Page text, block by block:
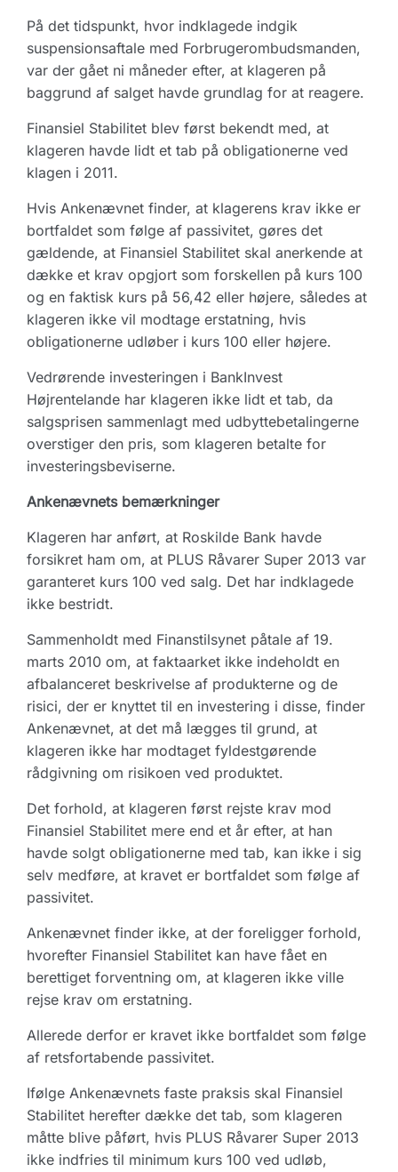
På det tidspunkt, hvor indklagede indgik
suspensionsaftale med Forbrugerombudsmanden,
var der gået ni måneder efter, at klageren på
baggrund af salget havde grundlag for at reagere.
Finansiel Stabilitet blev først bekendt med, at
klageren havde lidt et tab på obligationerne ved
klagen i 2011.
Hvis Ankenævnet finder, at klagerens krav ikke er
bortfaldet som følge af passivitet, gøres det
gældende, at Finansiel Stabilitet skal anerkende at
dække et krav opgjort som forskellen på kurs 100
og en faktisk kurs på 56,42 eller højere, således at
klageren ikke vil modtage erstatning, hvis
obligationerne udløber i kurs 100 eller højere.
Vedrørende investeringen i BankInvest
Højrentelande har klageren ikke lidt et tab, da
salgsprisen sammenlagt med udbyttebetalingerne
overstiger den pris, som klageren betalte for
investeringsbeviserne.
Ankenævnets bemærkninger
Klageren har anført, at Roskilde Bank havde
forsikret ham om, at PLUS Råvarer Super 2013 var
garanteret kurs 100 ved salg. Det har indklagede
ikke bestridt.
Sammenholdt med Finanstilsynet påtale af 19.
marts 2010 om, at faktaarket ikke indeholdt en
afbalanceret beskrivelse af produkterne og de
risici, der er knyttet til en investering i disse, finder
Ankenævnet, at det må lægges til grund, at
klageren ikke har modtaget fyldestgørende
rådgivning om risikoen ved produktet.
Det forhold, at klageren først rejste krav mod
Finansiel Stabilitet mere end et år efter, at han
havde solgt obligationerne med tab, kan ikke i sig
selv medføre, at kravet er bortfaldet som følge af
passivitet.
Ankenævnet finder ikke, at der foreligger forhold,
hvorefter Finansiel Stabilitet kan have fået en
berettiget forventning om, at klageren ikke ville
rejse krav om erstatning.
Allerede derfor er kravet ikke bortfaldet som følge
af retsfortabende passivitet.
Ifølge Ankenævnets faste praksis skal Finansiel
Stabilitet herefter dække det tab, som klageren
måtte blive påført, hvis PLUS Råvarer Super 2013
ikke indfries til minimum kurs 100 ved udløb,